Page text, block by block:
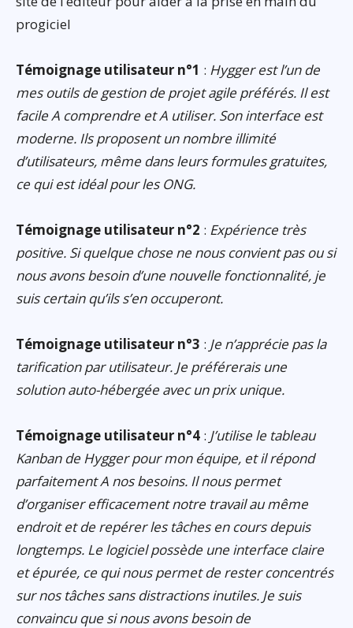
progiciel
Témoignage utilisateur n°1 : Hygger est l’un de
mes outils de gestion de projet agile préférés. Il est
facile A comprendre et A utiliser. Son interface est
moderne. Ils proposent un nombre illimité
d’utilisateurs, même dans leurs formules gratuites,
ce qui est idéal pour les ONG.
Témoignage utilisateur n°2 : Expérience très
positive. Si quelque chose ne nous convient pas ou si
nous avons besoin d’une nouvelle fonctionnalité, je
suis certain qu’ils s’en occuperont.
Témoignage utilisateur n°3 : Je n’apprécie pas la
tarification par utilisateur. Je préférerais une
solution auto-hébergée avec un prix unique.
Témoignage utilisateur n°4 : J’utilise le tableau
Kanban de Hygger pour mon équipe, et il répond
parfaitement A nos besoins. Il nous permet
d’organiser efficacement notre travail au même
endroit et de repérer les tâches en cours depuis
longtemps. Le logiciel possède une interface claire
et épurée, ce qui nous permet de rester concentrés
sur nos tâches sans distractions inutiles. Je suis
convaincu que si nous avons besoin de